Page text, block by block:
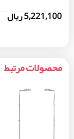
5,221,100 ریال
محصولات مرتبط